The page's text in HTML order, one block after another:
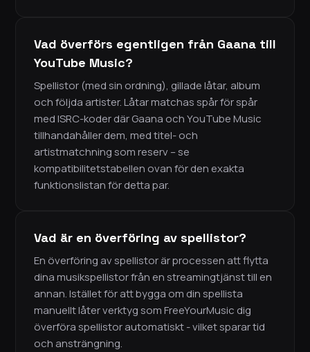
Vad överförs egentligen från Gaana till
YouTube Music?
Spellistor (med sin ordning), gillade låtar, album
och följda artister. Låtar matchas spår för spår
med ISRC-koder där Gaana och YouTube Music
tillhandahåller dem, med titel- och
artistmatchning som reserv – se
kompatibilitetstabellen ovan för den exakta
funktionslistan för detta par.
Vad är en överföring av spellistor?
En överföring av spellistor är processen att flytta
dina musikspellistor från en streamingtjänst till en
annan. Istället för att bygga om din spellista
manuellt låter verktyg som FreeYourMusic dig
överföra spellistor automatiskt - vilket sparar tid
och ansträngning.